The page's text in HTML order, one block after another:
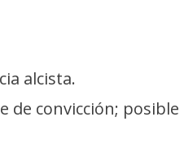
alcista.
de convicción; posible